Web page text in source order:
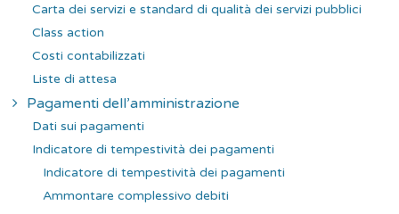
Carta dei servizi e standard di qualità dei servizi pubblici
Class action
Costi contabilizzati
Liste di attesa
Pagamenti dell’amministrazione
Dati sui pagamenti
Indicatore di tempestività dei pagamenti
Indicatore di tempestività dei pagamenti
Ammontare complessivo debiti